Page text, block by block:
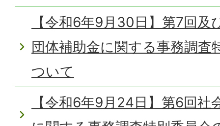
【令和6年9月30日】第7回及
団体補助金に関する事務調査
ついて
【令和6年9月24日】第6回社